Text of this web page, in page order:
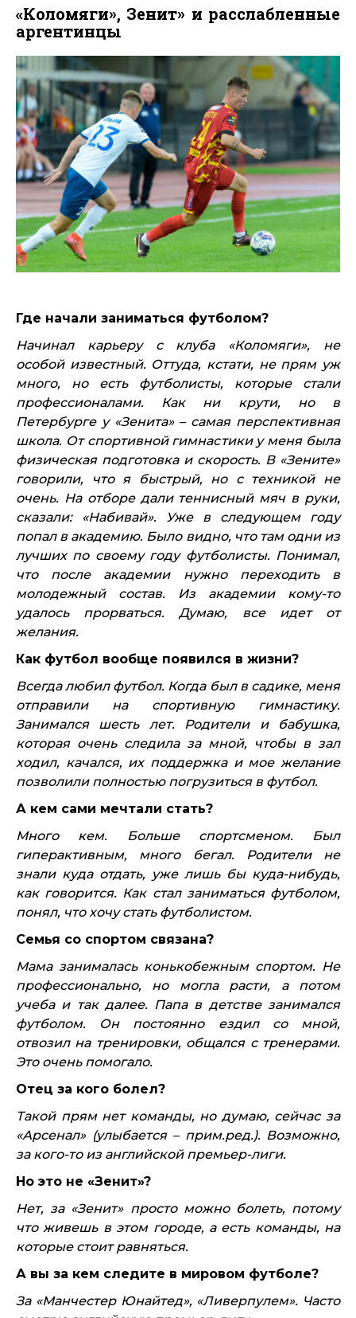
«Коломяги», Зенит» и расслабленные
аргентинцы
Где начали заниматься футболом?
Начинал карьеру с клуба «Коломяги», не
особой известный. Оттуда, кстати, не прям уж
много, но есть футболисты, которые стали
профессионалами. Как ни крути, но в
Петербурге у «Зенита» – самая перспективная
школа. От спортивной гимнастики у меня была
физическая подготовка и скорость. В «Зените»
говорили, что я быстрый, но с техникой не
очень. На отборе дали теннисный мяч в руки,
сказали: «Набивай». Уже в следующем году
попал в академию. Было видно, что там одни из
лучших по своему году футболисты. Понимал,
что после академии нужно переходить в
молодежный состав. Из академии кому-то
удалось прорваться. Думаю, все идет от
желания.
Как футбол вообще появился в жизни?
Всегда любил футбол. Когда был в садике, меня
отправили на спортивную гимнастику.
Занимался шесть лет. Родители и бабушка,
которая очень следила за мной, чтобы в зал
ходил, качался, их поддержка и мое желание
позволили полностью погрузиться в футбол.
А кем сами мечтали стать?
Много кем. Больше спортсменом. Был
гиперактивным, много бегал. Родители не
знали куда отдать, уже лишь бы куда-нибудь,
как говорится. Как стал заниматься футболом,
понял, что хочу стать футболистом.
Семья со спортом связана?
Мама занималась конькобежным спортом. Не
профессионально, но могла расти, а потом
учеба и так далее. Папа в детстве занимался
футболом. Он постоянно ездил со мной,
отвозил на тренировки, общался с тренерами.
Это очень помогало.
Отец за кого болел?
Такой прям нет команды, но думаю, сейчас за
«Арсенал» (улыбается – прим.ред.). Возможно,
за кого-то из английской премьер-лиги.
Но это не «Зенит»?
Нет, за «Зенит» просто можно болеть, потому
что живешь в этом городе, а есть команды, на
которые стоит равняться.
А вы за кем следите в мировом футболе?
За «Манчестер Юнайтед», «Ливерпулем». Часто